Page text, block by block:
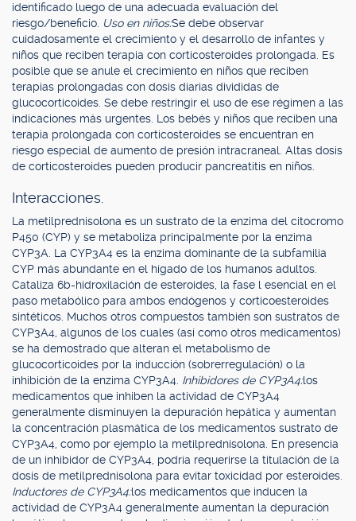
identificado luego de una adecuada evaluación del
riesgo/beneficio. Uso en niños:Se debe observar
cuidadosamente el crecimiento y el desarrollo de infantes y
niños que reciben terapia con corticosteroides prolongada. Es
posible que se anule el crecimiento en niños que reciben
terapias prolongadas con dosis diarias divididas de
glucocorticoides. Se debe restringir el uso de ese régimen a las
indicaciones más urgentes. Los bebés y niños que reciben una
terapia prolongada con corticosteroides se encuentran en
riesgo especial de aumento de presión intracraneal. Altas dosis
de corticosteroides pueden producir pancreatitis en niños.
Interacciones.
La metilprednisolona es un sustrato de la enzima del citocromo
P450 (CYP) y se metaboliza principalmente por la enzima
CYP3A. La CYP3A4 es la enzima dominante de la subfamilia
CYP más abundante en el hígado de los humanos adultos.
Cataliza 6b-hidroxilación de esteroides, la fase l esencial en el
paso metabólico para ambos endógenos y corticoesteroides
sintéticos. Muchos otros compuestos también son sustratos de
CYP3A4, algunos de los cuales (así como otros medicamentos)
se ha demostrado que alteran el metabolismo de
glucocorticoides por la inducción (sobrerregulación) o la
inhibición de la enzima CYP3A4. Inhibidores de CYP3A4:los
medicamentos que inhiben la actividad de CYP3A4
generalmente disminuyen la depuración hepática y aumentan
la concentración plasmática de los medicamentos sustrato de
CYP3A4, como por ejemplo la metilprednisolona. En presencia
de un inhibidor de CYP3A4, podría requerirse la titulación de la
dosis de metilprednisolona para evitar toxicidad por esteroides.
Inductores de CYP3A4:los medicamentos que inducen la
actividad de CYP3A4 generalmente aumentan la depuración